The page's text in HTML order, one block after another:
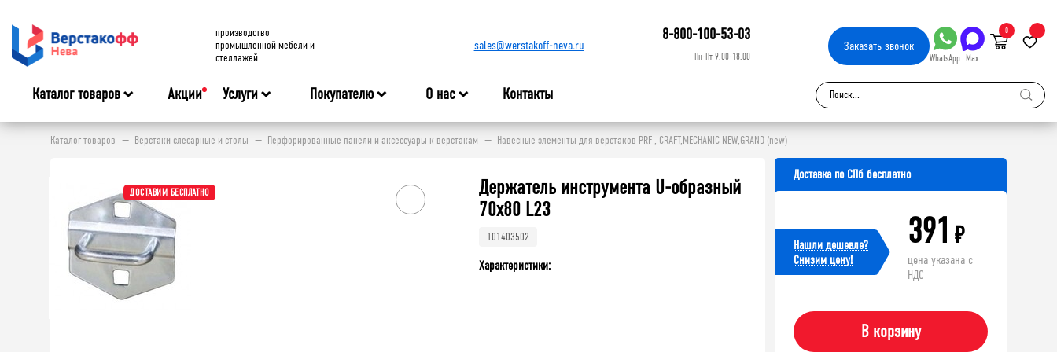
производство
промышленной мебели и
стеллажей
sales@werstakoff-neva.ru
8-800-100-53-03
Пн-Пт 9.00-18.00
Заказатьзвонок
WhatsApp Max
0
Каталог товаров Акции Услуги Покупателю О нас Контакты
Каталог товаров Верстаки слесарные и столы Перфорированные панели и аксессуары к верстакам Навесные элементы для верстаков PRF , CRAFT,MECHANIC NEW,GRAND (new)
ДОСТАВИМ БЕСПЛАТНО
Держатель инструмента U-образный
70х80 L23
101403502
Характеристики:
Доставка по СПб бесплатно
Нашли дешевле?
Cнизим цену!
391 ₽
цена указана с
НДС
В корзину